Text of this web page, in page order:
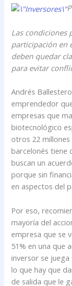
Las condiciones
participación en
deben quedar
para evitar
Andrés
emprendedor
empresas que
biotecnológico
otros 22 millones
barcelonés tiene
buscan un
porque sin
en aspectos del
Por eso,
mayoría del
empresa que se
51% en una que
inversor se
lo que hay que
de salida que le